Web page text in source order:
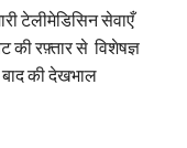
टेलीमेडिसिन सेवाएँ
की रफ़्तार सेविशेषज्ञ
की देखभाल